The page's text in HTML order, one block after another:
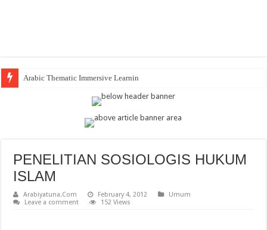
Arabic Thematic Immersive Learning: Terobosan Baru Pembe
PENELITIAN SOSIOLOGIS HUKUM
ISLAM
Arabiyatuna.Com February 4, 2012
Umum
Leave a comment
152 Views